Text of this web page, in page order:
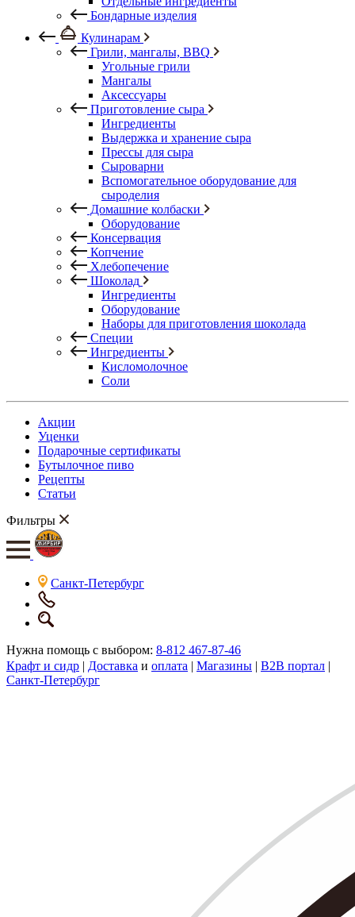
Бондарные изделия
Кулинарам
Грили, мангалы, BBQ
Угольные грили
Мангалы
Аксессуары
Приготовление сыра
Ингредиенты
Выдержка и хранение сыра
Прессы для сыра
Сыроварни
Вспомогательное оборудование для
сыроделия
Домашние колбаски
Оборудование
Консервация
Копчение
Хлебопечение
Шоколад
Ингредиенты
Оборудование
Наборы для приготовления шоколада
Специи
Ингредиенты
Кисломолочное
Соли
Акции
Уценки
Подарочные сертификаты
Бутылочное пиво
Рецепты
Статьи
Фильтры
Санкт-Петербург
Нужна помощь с выбором: 8-812 467-87-46
Крафт и сидр | Доставка и оплата | Магазины | B2B портал |
Санкт-Петербург